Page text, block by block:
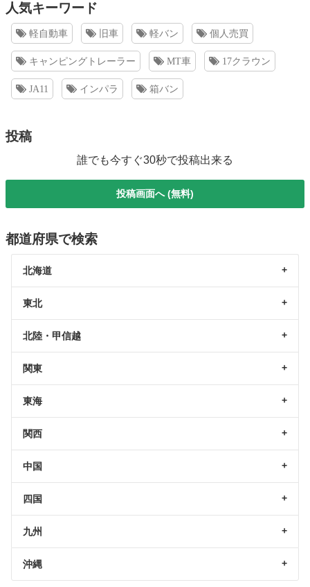
人気キーワード
軽自動車 旧車 軽バン 個人売買
キャンピングトレーラー MT車 17クラウン
JA11 インパラ 箱バン
投稿
誰でも今すぐ30秒で投稿出来る
投稿画面へ (無料)
都道府県で検索
北海道
東北
北陸・甲信越
関東
東海
関西
中国
四国
九州
沖縄